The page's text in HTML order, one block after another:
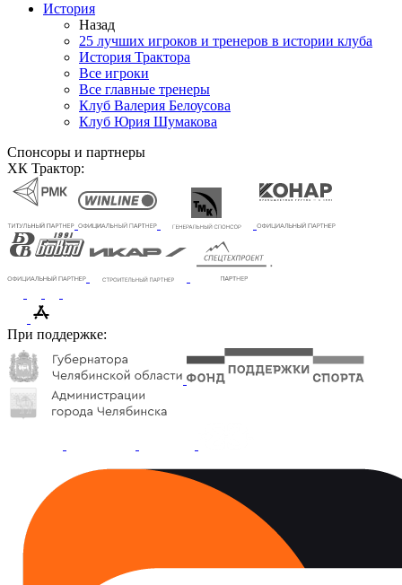
История
Назад
25 лучших игроков и тренеров в истории клуба
История Трактора
Все игроки
Все главные тренеры
Клуб Валерия Белоусова
Клуб Юрия Шумакова
Спонсоры и партнеры
ХК Трактор:
При поддержке: